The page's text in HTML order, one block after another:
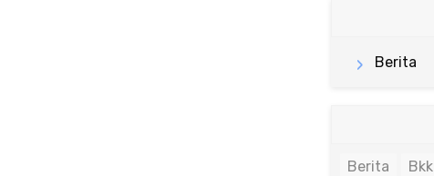
Berita
Berita Bkk